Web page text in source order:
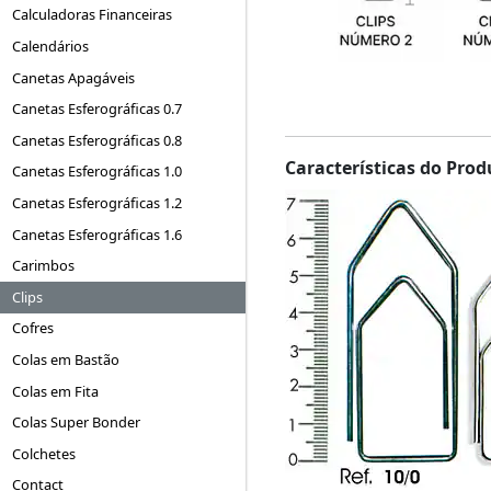
Calculadoras Financeiras
Calendários
Canetas Apagáveis
Canetas Esferográficas 0.7
Canetas Esferográficas 0.8
Canetas Esferográficas 1.0
Canetas Esferográficas 1.2
Canetas Esferográficas 1.6
Carimbos
Clips
Cofres
Colas em Bastão
Colas em Fita
Colas Super Bonder
Colchetes
Contact
Características do